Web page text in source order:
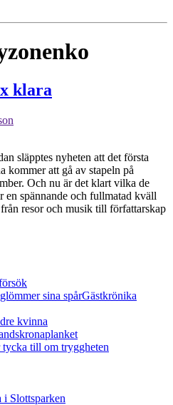
klara
släpptes nyheten att det första
att gå av stapeln på
Och nu är det klart vilka de
en spännande och fullmatad kväll
resor och musik till författarskap
sina spårGästkrönika
kvinna
planket
till om tryggheten
Slottsparken